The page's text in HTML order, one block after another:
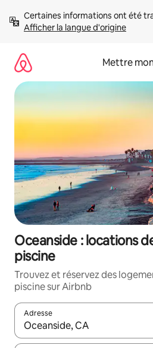
directement
Afficher la langue d'origine
Mettre
Oceanside : locations
piscine
Trouvez et réservez des
piscine sur Airbnb
Adresse
Lorsque les résultats s'affichent,